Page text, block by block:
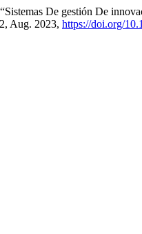
De gestión De
Aug. 2023, https://doi.org/